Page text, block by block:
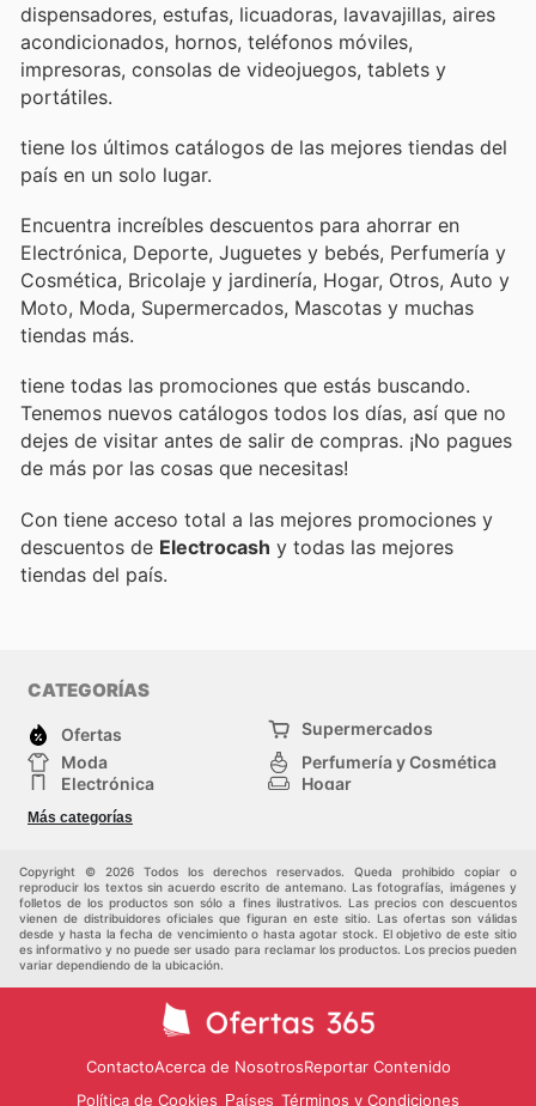
dispensadores, estufas, licuadoras, lavavajillas, aires
acondicionados, hornos, teléfonos móviles,
impresoras, consolas de videojuegos, tablets y
portátiles.
tiene los últimos catálogos de las mejores tiendas del
país en un solo lugar.
Encuentra increíbles descuentos para ahorrar en
Electrónica, Deporte, Juguetes y bebés, Perfumería y
Cosmética, Bricolaje y jardinería, Hogar, Otros, Auto y
Moto, Moda, Supermercados, Mascotas y muchas
tiendas más.
tiene todas las promociones que estás buscando.
Tenemos nuevos catálogos todos los días, así que no
dejes de visitar antes de salir de compras. ¡No pagues
de más por las cosas que necesitas!
Con tiene acceso total a las mejores promociones y
descuentos de Electrocash y todas las mejores
tiendas del país.
CATEGORÍAS
Ofertas
Supermercados
Moda
Perfumería y Cosmética
Electrónica
Hogar
Deporte
Juguetes y bebés
Más categorías
Copyright © 2026 Todos los derechos reservados. Queda prohibido copiar o
reproducir los textos sin acuerdo escrito de antemano. Las fotografías, imágenes y
folletos de los productos son sólo a fines ilustrativos. Las precios con descuentos
vienen de distribuidores oficiales que figuran en este sitio. Las ofertas son válidas
desde y hasta la fecha de vencimiento o hasta agotar stock. El objetivo de este sitio
es informativo y no puede ser usado para reclamar los productos. Los precios pueden
variar dependiendo de la ubicación.
ContactoAcerca de NosotrosReportar Contenido
Política de Cookies Países Términos y Condiciones